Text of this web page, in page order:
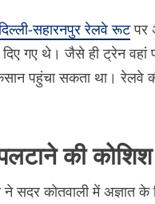
सहारनपुर रेलवे रूटपर
गए थे। जैसे ही ट्रेन
पहुंचा सकता था। रेलवे
की कोशिश
सदर कोतवाली में अज्ञात